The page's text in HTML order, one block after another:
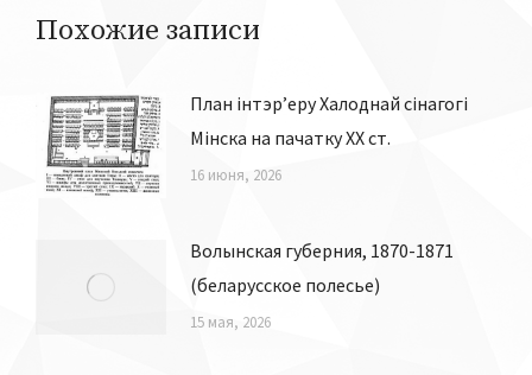
Похожие записи
План інтэр’еру Халоднай сінагогі
Мiнска на пачатку ХХ ст.
16 июня, 2026
Волынская губерния, 1870-1871
(беларусское полесье)
15 мая, 2026